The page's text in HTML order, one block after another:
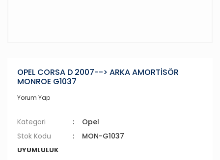
OPEL CORSA D 2007--> ARKA AMORTİSÖR
MONROE G1037
Yorum Yap
Kategori
Opel
Stok Kodu
MON-G1037
UYUMLULUK